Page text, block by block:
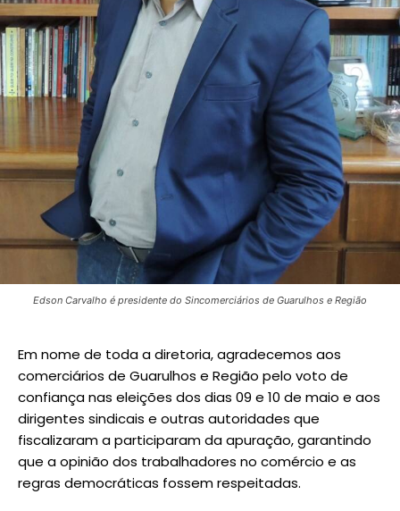
Edson Carvalho é presidente do Sincomerciários de Guarulhos e Região
Em nome de toda a diretoria, agradecemos aos
comerciários de Guarulhos e Região pelo voto de
confiança nas eleições dos dias 09 e 10 de maio e aos
dirigentes sindicais e outras autoridades que
fiscalizaram a participaram da apuração, garantindo
que a opinião dos trabalhadores no comércio e as
regras democráticas fossem respeitadas.